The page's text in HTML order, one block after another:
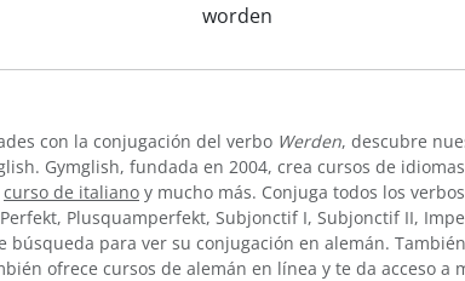
worden
con la conjugación del verbo Werden, descubre
Gymglish, fundada en 2004, crea cursos de
curso de italiano y mucho más. Conjuga todos los
Plusquamperfekt, Subjonctif I, Subjonctif II,
búsqueda para ver su conjugación en alemán.
ofrece cursos de alemán en línea y te da acceso